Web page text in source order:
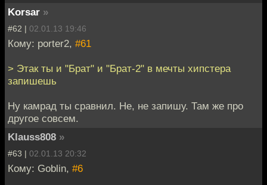
Korsar »
#62 | 02.01.13 19:46
Кому: porter2, #61
> Этак ты и "Брат" и "Брат-2" в мечты хипстера
запишешь
Ну камрад ты сравнил. Не, не запишу. Там же про
другое совсем.
Klauss808 »
#63 | 02.01.13 20:32
Кому: Goblin, #6